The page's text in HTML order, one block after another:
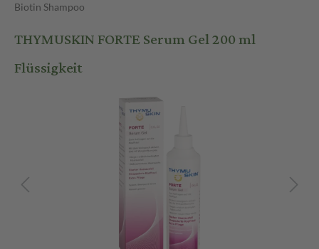
Biotin Shampoo
THYMUSKIN FORTE Serum Gel 200 ml
Flüssigkeit